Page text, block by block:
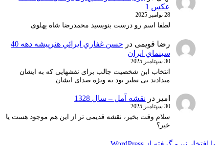
عکس 1
28 نوامبر 2025
لطفا اسم رو درست بنویسید محمدرضا شاه پهلوی
رضا قویمی در
حسن غفاري ايرائي هنرپيشه دهه 40
سينماي ايران
30 سپتامبر 2025
انتخاب ابن شخصیت جالب برای نقشهایی که به ایشان
میدادند بی نظیر بود به ویژه صدای ایشان
امیر در نقشه آمل – سال 1328
30 سپتامبر 2025
سلام وقت بخیر، نقشه قدیمی تر از این هم موجود هست یا
خیر؟